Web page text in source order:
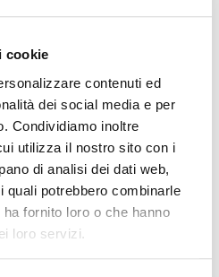
cookie
contenuti ed
dei social media e per
Condividiamo inoltre
utilizza il nostro sito con i
di analisi dei dati web,
quali potrebbero combinarle
fornito loro o che hanno
loro servizi.
e le
dovrà essere inviata, a
07/08/2025 al
di valutazioneadottati